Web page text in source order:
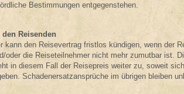
Bestimmungen entgegenstehen.
Reisenden
kann den Reisevertrag fristlos kündigen, wenn der
oder die Reiseteilnehmer nicht mehr zumutbar ist.
in diesem Fall der Reisepreis weiter zu, soweit
Schadenersatzansprüche im übrigen bleiben